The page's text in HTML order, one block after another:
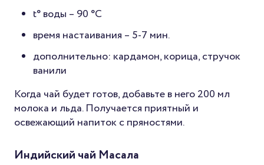
t° воды – 90 °C
время настаивания – 5-7 мин.
дополнительно: кардамон, корица, стручок
ванили
Когда чай будет готов, добавьте в него 200 мл
молока и льда. Получается приятный и
освежающий напиток с пряностями.
Индийский чай Масала